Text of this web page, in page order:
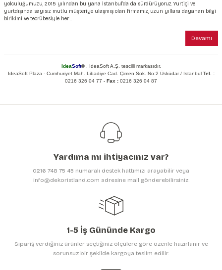
yolculuğumuzu, 2015 yılından bu yana İstanbul’da da sürdürüyoruz. Yurtiçi ve
yurtdışında sayısız mutlu müşteriye ulaşmış olan firmamız, uzun yıllara dayanan bilgi
birikimi ve tecrübesiyle her ...
Devamı
IdeaSoft®, IdeaSoft A.Ş. tescilli markasıdır.
IdeaSoft Plaza - Cumhuriyet Mah. Libadiye Cad. Çimen Sok. No:2 Üsküdar / İstanbul Tel. :
0216 326 04 77 - Fax : 0216 326 04 87
Yardıma mı ihtiyacınız var?
0216 748 75 45 numaralı destek hattımızı arayabilir veya
info@dekoristland.com adresine mail gönderebilirsiniz.
1-5 İş Gününde Kargo
Sipariş verdiğiniz ürünler seçtiğiniz ölçülere göre özenle hazırlanır ve
sorunsuz bir şekilde kargoya teslim edilir.